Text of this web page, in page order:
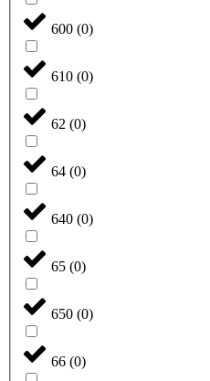
600 (0)
610 (0)
62 (0)
64 (0)
640 (0)
65 (0)
650 (0)
66 (0)